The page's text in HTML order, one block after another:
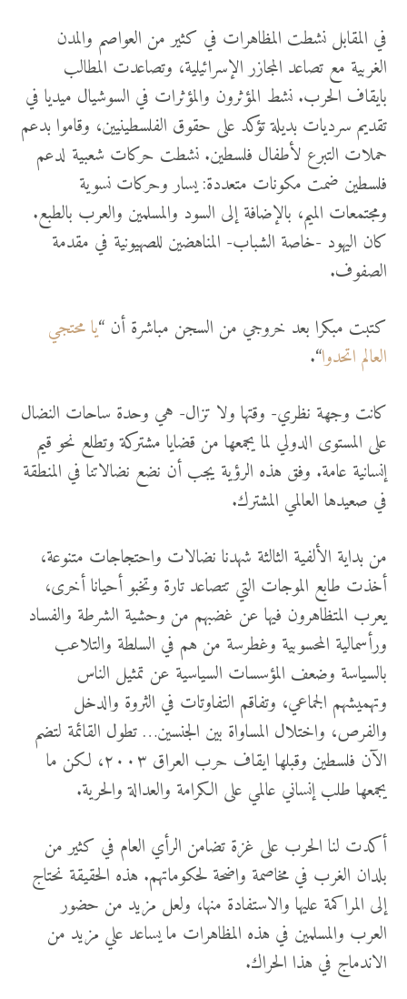
في المقابل نشطت المظاهرات في كثير من العواصم والمدن
الغربية مع تصاعد المجازر الإسرائيلية، وتصاعدت المطالب
بايقاف الحرب. نشط المؤثرون والمؤثرات في السوشيال ميديا في
تقديم سرديات بديلة تؤكد على حقوق الفلسطينيين، وقاموا بدعم
حملات التبرع لأطفال فلسطين. نشطت حركات شعبية لدعم
فلسطين ضمت مكونات متعددة: يسار وحركات نسوية
ومجتمعات الميم، بالإضافة إلى السود والمسلمين والعرب بالطبع.
كان اليهود -خاصة الشباب- المناهضين للصهيونية في مقدمة
الصفوف.
كتبت مبكرا بعد خروجي من السجن مباشرة أن “يا محتجي
العالم اتحدوا“.
كانت وجهة نظري- وقتها ولا تزال- هي وحدة ساحات النضال
على المستوى الدولي لما يجمعها من قضايا مشتركة وتطلع نحو قيم
إنسانية عامة. وفق هذه الرؤية يجب أن نضع نضالاتنا في المنطقة
في صعيدها العالمي المشترك.
من بداية الألفية الثالثة شهدنا نضالات واحتجاجات متنوعة،
أخذت طابع الموجات التي تتصاعد تارة وتخبو أحيانا أخرى،
يعرب المتظاهرون فيها عن غضبهم من وحشية الشرطة والفساد
ورأسمالية المحسوبية وغطرسة من هم في السلطة والتلاعب
بالسياسة وضعف المؤسسات السياسية عن تمثيل الناس
وتهميشهم الجماعي، وتفاقم التفاوتات في الثروة والدخل
والفرص، واختلال المساواة بين الجنسين… تطول القائمة لتضم
الآن فلسطين وقبلها ايقاف حرب العراق ٢٠٠٣، لكن ما
يجمعها طلب إنساني عالمي على الكرامة والعدالة والحرية.
أكدت لنا الحرب على غزة تضامن الرأي العام في كثير من
بلدان الغرب في مخاصمة واضحة لحكوماتهم. هذه الحقيقة نحتاج
إلى المراكمة عليها والاستفادة منها، ولعل مزيد من حضور
العرب والمسلمين في هذه المظاهرات ما يساعد علي مزيد من
الاندماج في هذا الحراك.